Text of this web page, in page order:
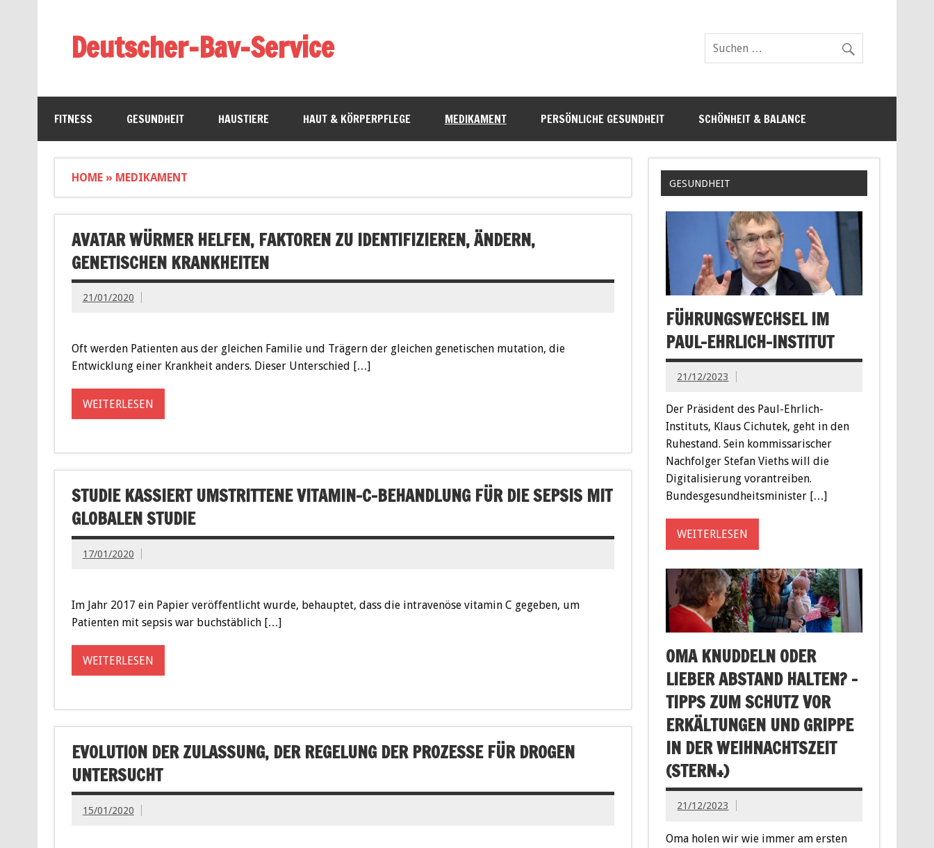
Deutscher-Bav-Service
FITNESS GESUNDHEIT HAUSTIERE HAUT & KÖRPERPFLEGE MEDIKAMENT PERSÖNLICHE GESUNDHEIT SCHÖNHEIT & BALANCE
HOME» MEDIKAMENT
AVATAR WÜRMER HELFEN, FAKTOREN ZU IDENTIFIZIEREN, ÄNDERN,
GENETISCHEN KRANKHEITEN
21/01/2020
Oft werden Patienten aus der gleichen Familie und Trägern der gleichen genetischen mutation, die
Entwicklung einer Krankheit anders. Dieser Unterschied […]
WEITERLESEN
STUDIE KASSIERT UMSTRITTENE VITAMIN-C-BEHANDLUNG FÜR DIE SEPSIS MIT
GLOBALEN STUDIE
17/01/2020
Im Jahr 2017 ein Papier veröffentlicht wurde, behauptet, dass die intravenöse vitamin C gegeben, um
Patienten mit sepsis war buchstäblich […]
WEITERLESEN
EVOLUTION DER ZULASSUNG, DER REGELUNG DER PROZESSE FÜR DROGEN
UNTERSUCHT
15/01/2020
GESUNDHEIT
FÜHRUNGSWECHSEL IM
PAUL-EHRLICH-INSTITUT
21/12/2023
Der Präsident des Paul-Ehrlich-
Instituts, Klaus Cichutek, geht in den
Ruhestand. Sein kommissarischer
Nachfolger Stefan Vieths will die
Digitalisierung vorantreiben.
Bundesgesundheitsminister […]
WEITERLESEN
OMA KNUDDELN ODER
LIEBER ABSTAND HALTEN? –
TIPPS ZUM SCHUTZ VOR
ERKÄLTUNGEN UND GRIPPE
IN DER WEIHNACHTSZEIT
(STERN+)
21/12/2023
Oma holen wir wie immer am ersten